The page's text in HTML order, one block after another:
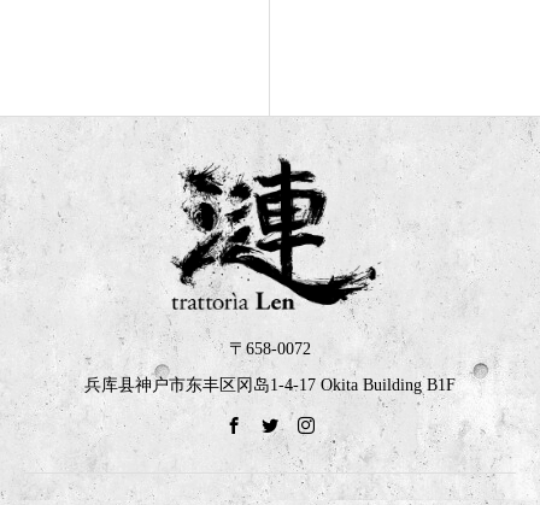
〒658-0072
兵库县神户市东丰区冈岛1-4-17 Okita Building B1F